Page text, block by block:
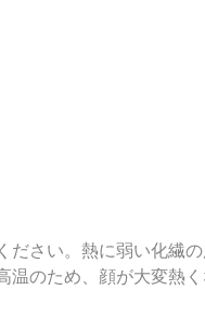
さい。熱に弱い化繊
のため、顔が大変熱